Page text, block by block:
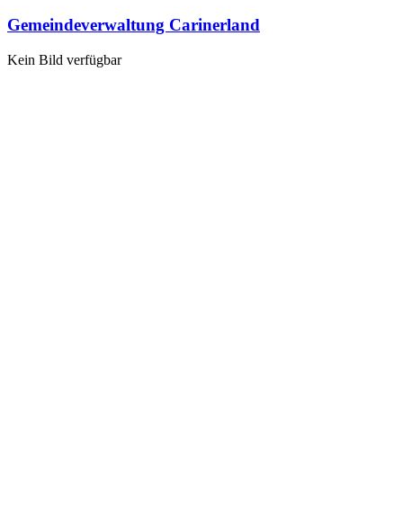
Gemeindeverwaltung Carinerland
Kein Bild verfügbar